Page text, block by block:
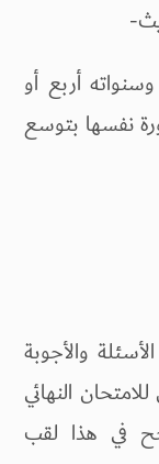
أربع أو
نفسها بتوسع
والأجوبة
النهائي
في هذا لقب